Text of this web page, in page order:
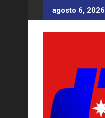
al
contenido
agosto 6, 2026